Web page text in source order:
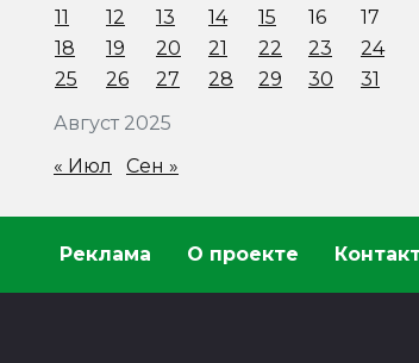
Август 2025
11
12 13 14 15 16
17
18
19 20 21 22 23
24
25
26 27 28 29 30 31
« Июл Сен »
Реклама О проекте